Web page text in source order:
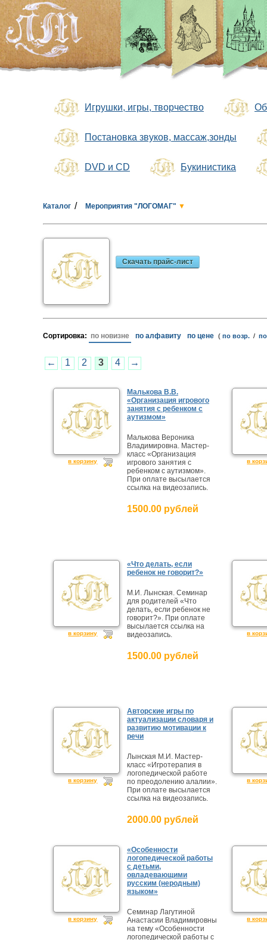
Игрушки, игры, творчество
Постановка звуков, массаж,зонды
DVD и CD Букинистика
Каталог / Мероприятия "ЛОГОМАГ" ▼
Скачать прайс-лист
Сортировка: по новизне по алфавиту по цене ( по возр. /
← 1 2 3 4 →
в корзину
Малькова В.В.
«Организация игрового
занятия с ребенком с
аутизмом»
Малькова Вероника
Владимировна. Мастер-
класс «Организация
игрового занятия с
ребенком с аутизмом».
При оплате высылается
ссылка на видеозапись.
1500.00 рублей
в
в корзину
«Что делать, если
ребенок не говорит?»
М.И. Лынская. Семинар
для родителей «Что
делать, если ребенок не
говорит?». При оплате
высылается ссылка на
видеозапись.
1500.00 рублей
в
в корзину
Авторские игры по
актуализации словаря и
развитию мотивации к
речи
Лынская М.И. Мастер-
класс «Игротерапия в
логопедической работе
по преодолению алалии».
При оплате высылается
ссылка на видеозапись.
2000.00 рублей
в
в корзину
«Особенности
логопедической работы
с детьми,
овладевающими
русским (неродным)
языком»
Семинар Лагутиной
Анастасии Владимировны
на тему «Особенности
логопедической работы с
в